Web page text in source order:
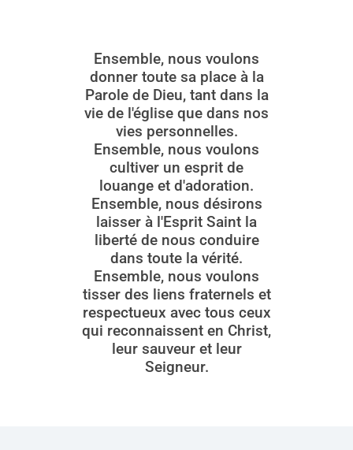
Ensemble, nous voulons
donner toute sa place à la
Parole de Dieu, tant dans la
vie de l'église que dans nos
vies personnelles.
Ensemble, nous voulons
cultiver un esprit de
louange et d'adoration.
Ensemble, nous désirons
laisser à l'Esprit Saint la
liberté de nous conduire
dans toute la vérité.
Ensemble, nous voulons
tisser des liens fraternels et
respectueux avec tous ceux
qui reconnaissent en Christ,
leur sauveur et leur
Seigneur.